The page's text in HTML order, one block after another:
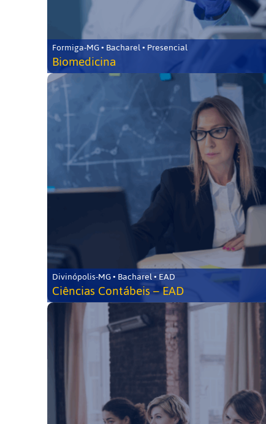
Formiga-MG • Bacharel • Presencial
Biomedicina
Divinópolis-MG • Bacharel • EAD
Ciências Contábeis – EAD